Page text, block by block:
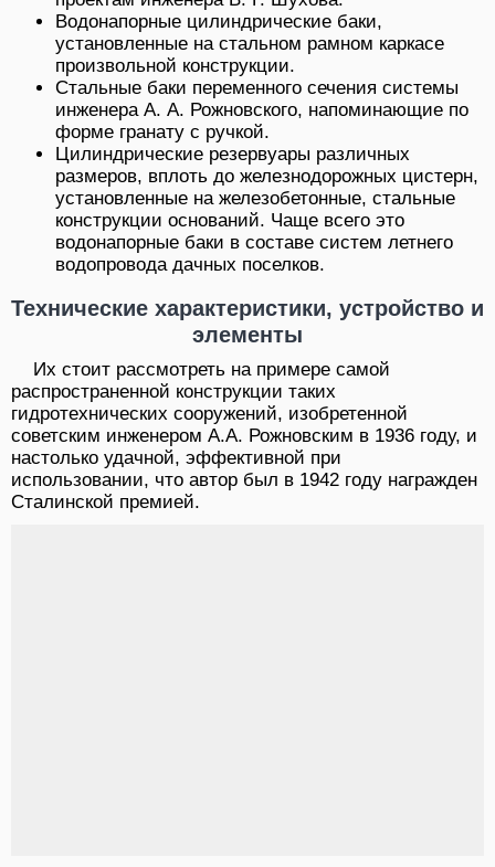
Водонапорные цилиндрические баки,
установленные на стальном рамном каркасе
произвольной конструкции.
Стальные баки переменного сечения системы
инженера А. А. Рожновского, напоминающие по
форме гранату с ручкой.
Цилиндрические резервуары различных
размеров, вплоть до железнодорожных цистерн,
установленные на железобетонные, стальные
конструкции оснований. Чаще всего это
водонапорные баки в составе систем летнего
водопровода дачных поселков.
Технические характеристики, устройство и
элементы
Их стоит рассмотреть на примере самой
распространенной конструкции таких
гидротехнических сооружений, изобретенной
советским инженером А.А. Рожновским в 1936 году, и
настолько удачной, эффективной при
использовании, что автор был в 1942 году награжден
Сталинской премией.